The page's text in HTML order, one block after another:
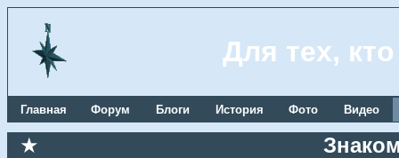
Для тех,
Главная Форум Блоги История Фото Видео
★